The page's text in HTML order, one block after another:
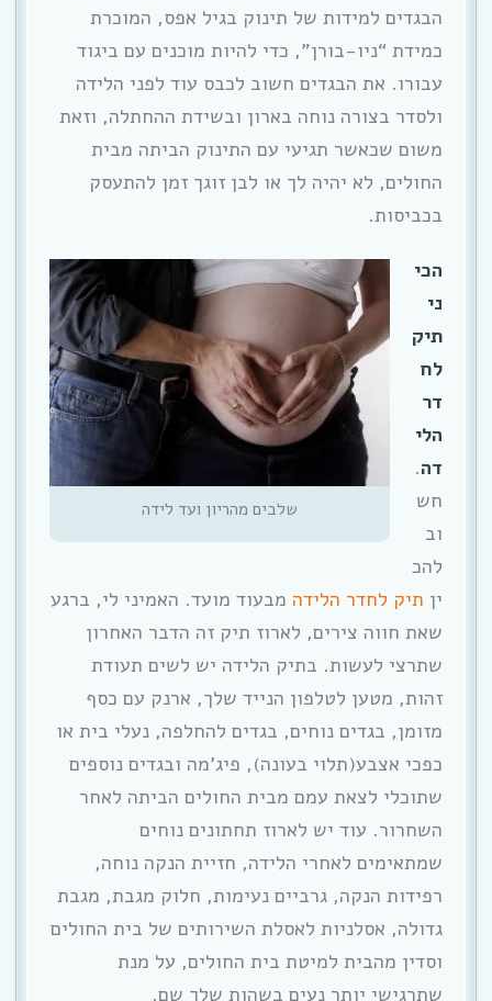
הבגדים למידות של תינוק בגיל אפס, המוכרת
כמידת “ניו-בורן”, כדי להיות מוכנים עם ביגוד
עבורו. את הבגדים חשוב לכבס עוד לפני הלידה
ולסדר בצורה נוחה בארון ובשידת ההחתלה, וזאת
משום שכאשר תגיעי עם התינוק הביתה מבית
החולים, לא יהיה לך או לבן זוגך זמן להתעסק
בכביסות.
שלבים מהריון ועד לידה
הכי
ני
תיק
לח
דר
הלי
דה.
חש
וב
להכ
ין תיק לחדר הלידה מבעוד מועד. האמיני לי, ברגע
שאת חווה צירים, לארוז תיק זה הדבר האחרון
שתרצי לעשות. בתיק הלידה יש לשים תעודת
זהות, מטען לטלפון הנייד שלך, ארנק עם כסף
מזומן, בגדים נוחים, בגדים להחלפה, נעלי בית או
כפכי אצבע(תלוי בעונה), פיג’מה ובגדים נוספים
שתוכלי לצאת עמם מבית החולים הביתה לאחר
השחרור. עוד יש לארוז תחתונים נוחים
שמתאימים לאחרי הלידה, חזיית הנקה נוחה,
רפידות הנקה, גרביים נעימות, חלוק מגבת, מגבת
גדולה, אסלניות לאסלת השירותים של בית החולים
וסדין מהבית למיטת בית החולים, על מנת
שתרגישי יותר נעים בשהות שלך שם.